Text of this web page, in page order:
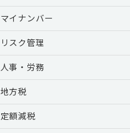
マイナンバー
リスク管理
人事・労務
地方税
定額減税